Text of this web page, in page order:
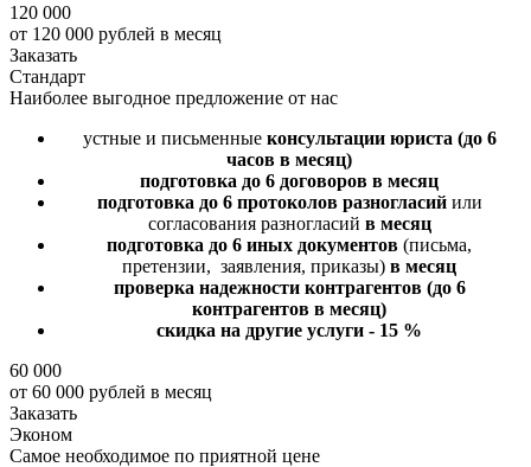
120 000
от 120 000 рублей в месяц
Заказать
Стандарт
Наиболее выгодное предложение от нас
устные и письменные консультации юриста (до 6
часов в месяц)
подготовка до 6 договоров в месяц
подготовка до 6 протоколов разногласийили
согласования разногласий в месяц
подготовка до 6 иных документов (письма,
претензии, заявления, приказы) в месяц
проверка надежности контрагентов (до 6
контрагентов в месяц)
скидка на другие услуги - 15 %
60 000
от 60 000 рублей в месяц
Заказать
Эконом
Самое необходимое по приятной цене